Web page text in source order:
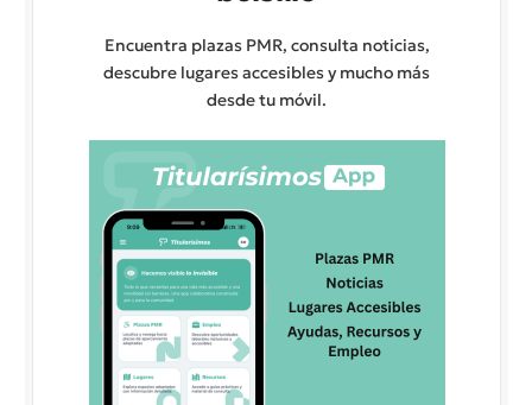
Encuentra plazas PMR, consulta noticias,
descubre lugares accesibles y mucho más
desde tu móvil.